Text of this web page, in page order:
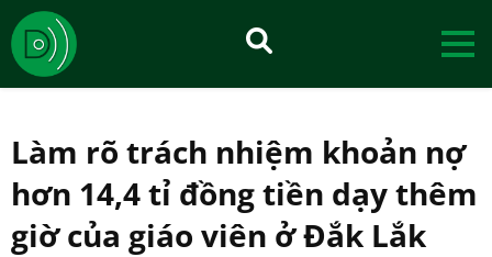
Làm rõ trách nhiệm khoản nợ
hơn 14,4 tỉ đồng tiền dạy thêm
giờ của giáo viên ở Đắk Lắk